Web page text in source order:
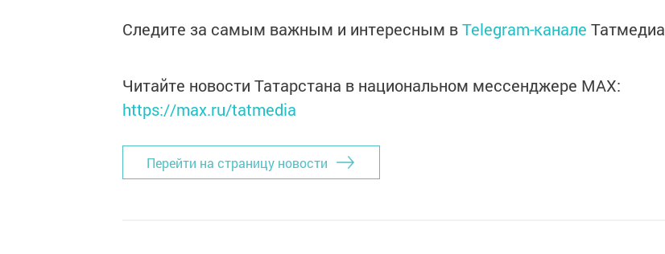
Следите за самым важным и интересным вTelegram-канале Татмедиа
Читайте новости Татарстана в национальном мессенджере MАХ:
https://max.ru/tatmedia
Перейти на страницу новости